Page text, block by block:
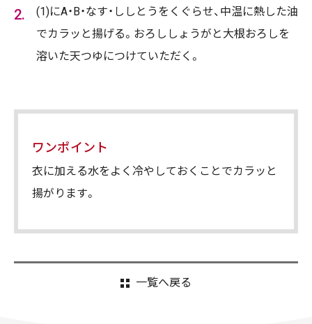
(1)にA・B・なす・ししとうをくぐらせ、中温に熱した油
でカラッと揚げる。おろししょうがと大根おろしを
溶いた天つゆにつけていただく。
ワンポイント
衣に加える水をよく冷やしておくことでカラッと
揚がります。
一覧へ戻る